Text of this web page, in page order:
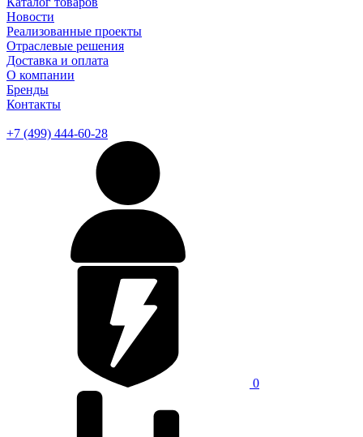
Новости
Реализованные проекты
Отраслевые решения
Доставка и оплата
О компании
Бренды
Контакты
+7 (499) 444-60-28
0